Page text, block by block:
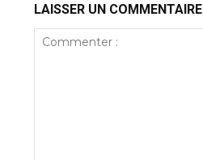
LAISSER UN COMMENTAIRE